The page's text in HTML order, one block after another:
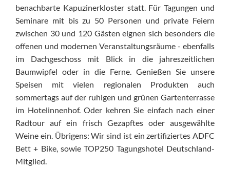
benachbarte Kapuzinerkloster statt. FürTagungen und
Seminare mit bis zu 50 Personen und private Feiern
zwischen 30 und 120 Gästen eignen sich besonders die
offenen und modernen Veranstaltungsräume - ebenfalls
im Dachgeschoss mit Blick in die jahreszeitlichen
Baumwipfel oder in die Ferne. Genießen Sie unsere
Speisen mit vielen regionalen Produkten auch
sommertags auf der ruhigen und grünen Gartenterrasse
im Hotelinnenhof. Oder kehren Sie einfach nach einer
Radtour auf ein frisch Gezapftes oder ausgewählte
Weine ein. Übrigens: Wir sind ist ein zertifiziertes ADFC
Bett + Bike, sowie TOP250 Tagungshotel Deutschland-
Mitglied.